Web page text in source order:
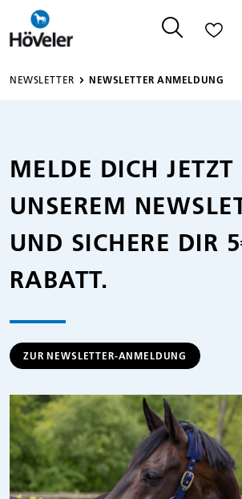
springen
NEWSLETTER NEWSLETTER ANMELDUNG
MELDE DICH JETZT
UNSEREM
UND SICHERE DIR
RABATT.
ZUR NEWSLETTER-ANMELDUNG